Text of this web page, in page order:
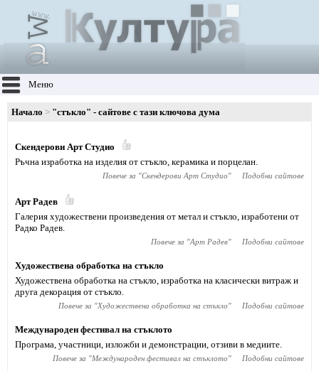
Меню
Начало "стъкло" - сайтове с тази ключова дума
Скендерови Арт Студио
Ръчна изработка на изделия от стъкло, керамика и порцелан.
Повече за "Скендерови Арт Студио" Подобни сайтове
Арт Радев
Галерия художествени произведения от метал и стъкло, изработени от
Радко Радев.
Повече за "Арт Радев" Подобни сайтове
Художествена обработка на стъкло
Художествена обработка на стъкло, изработка на класически витраж и
друга декорация от стъкло.
Повече за "Художествена обработка на стъкло" Подобни сайтове
Международен фестивал на стъклото
Програма, участници, изложби и демонстрации, отзиви в медиите.
Повече за "Международен фестивал на стъклото" Подобни сайтове